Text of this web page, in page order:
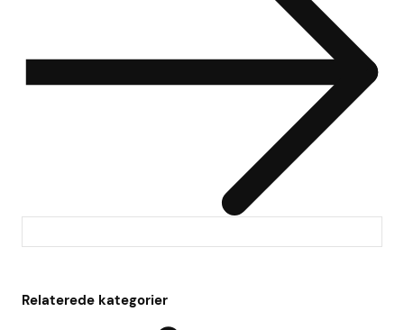
Relaterede kategorier